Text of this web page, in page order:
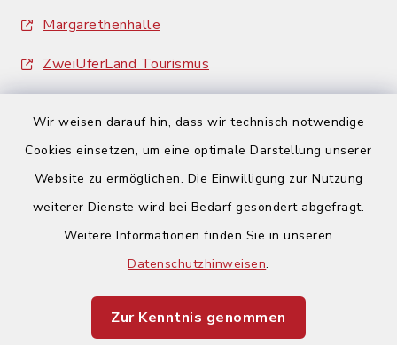
Wir weisen darauf hin, dass wir technisch notwendige
Cookies einsetzen, um eine optimale Darstellung unserer
Website zu ermöglichen. Die Einwilligung zur Nutzung
weiterer Dienste wird bei Bedarf gesondert abgefragt.
Weitere Informationen finden Sie in unseren
Datenschutzhinweisen.
Zur Kenntnis genommen
Margarethenhalle
ZweiUferLand Tourismus
Barrierefreiheit
Impressum